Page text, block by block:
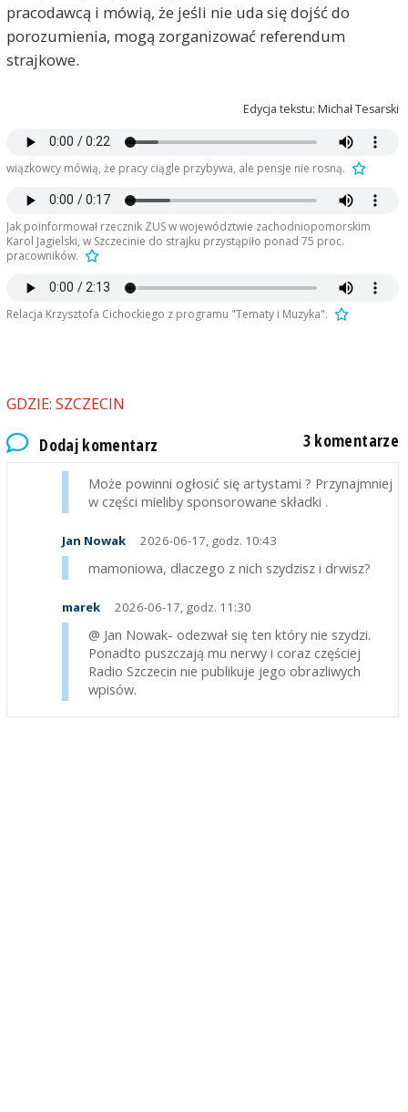
pracodawcą i mówią, że jeśli nie uda się dojść do
porozumienia, mogą zorganizować referendum
strajkowe.
Edycja tekstu: Michał Tesarski
wiązkowcy mówią, że pracy ciągle przybywa, ale pensje nie rosną.
Jak poinformował rzecznik ZUS w województwie zachodniopomorskim
Karol Jagielski, w Szczecinie do strajku przystąpiło ponad 75 proc.
pracowników.
Relacja Krzysztofa Cichockiego z programu "Tematy i Muzyka".
GDZIE: SZCZECIN
Dodaj komentarz 3 komentarze
mamoniowa303
Może powinni ogłosić się artystami ? Przynajmniej
w części mieliby sponsorowane składki .
Jan Nowak 2026-06-17, godz. 10:43
mamoniowa, dlaczego z nich szydzisz i drwisz?
marek 2026-06-17, godz. 11:30
@ Jan Nowak- odezwał się ten który nie szydzi.
Ponadto puszczają mu nerwy i coraz częściej
Radio Szczecin nie publikuje jego obrazliwych
wpisów.